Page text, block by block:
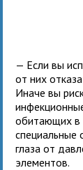
— Если вы
от них
Иначе вы
обитающих в
глаза от
элементов.